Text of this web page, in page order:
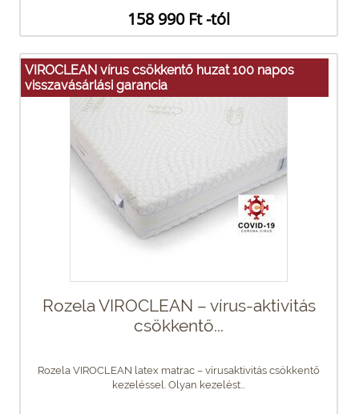
158 990 Ft -tól
VIROCLEAN vírus csökkentő huzat 100 napos
visszavásárlási garancia
Rozela VIROCLEAN – vírus-aktivitás
csökkentő...
Rozela VIROCLEAN latex matrac – vírusaktivitás csökkentő
kezeléssel. Olyan kezelést...